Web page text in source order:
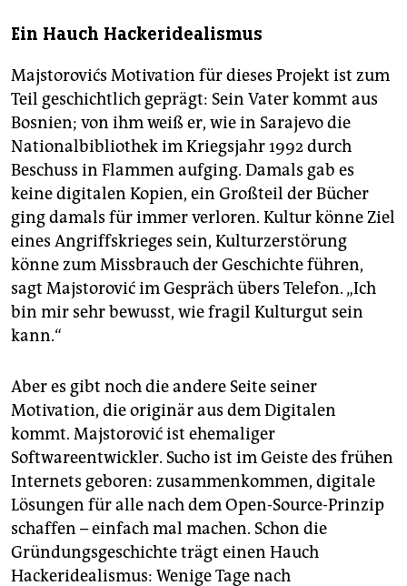
Ein Hauch Hackeridealismus
Majstorovićs Motivation für dieses Projekt ist zum
Teil geschichtlich geprägt: Sein Vater kommt aus
Bosnien; von ihm weiß er, wie in Sarajevo die
Nationalbibliothek im Kriegsjahr 1992 durch
Beschuss in Flammen aufging. Damals gab es
keine digitalen Kopien, ein Großteil der Bücher
ging damals für immer verloren. Kultur könne Ziel
eines Angriffskrieges sein, Kulturzerstörung
könne zum Missbrauch der Geschichte führen,
sagt Majstorović im Gespräch übers Telefon. „Ich
bin mir sehr bewusst, wie fragil Kulturgut sein
kann.“
Aber es gibt noch die andere Seite seiner
Motivation, die originär aus dem Digitalen
kommt. Majstorović ist ehemaliger
Softwareentwickler. Sucho ist im Geiste des frühen
Internets geboren: zusammenkommen, digitale
Lösungen für alle nach dem Open-Source-Prinzip
schaffen – einfach mal machen. Schon die
Gründungsgeschichte trägt einen Hauch
Hackeridealismus: Wenige Tage nach